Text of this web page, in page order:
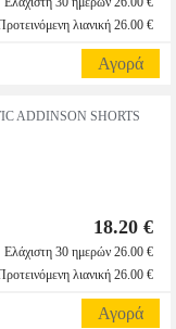
λιανική 26.00 €
Αγορά
ADDINSON SHORTS
18.20 €
Ελάχιστη 30 ημερών 26.00 €
λιανική 26.00 €
Αγορά